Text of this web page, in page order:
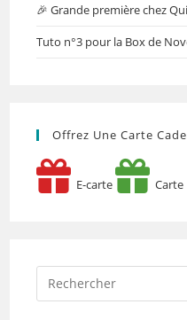
🎉 Grande première chez
Tuto n°3 pour la Box de
Offrez Une Carte
E-carte Carte